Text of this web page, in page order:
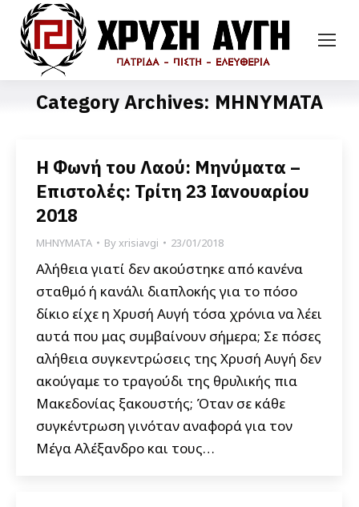
Category Archives: ΜΗΝΥΜΑΤΑ
Η Φωνή του Λαού: Μηνύματα –
Επιστολές: Τρίτη 23 Ιανουαρίου
2018
ΜΗΝΥΜΑΤΑ Byxrisiavgi 23/01/2018
Αλήθεια γιατί δεν ακούστηκε από κανένα
σταθμό ή κανάλι διαπλοκής για το πόσο
δίκιο είχε η Χρυσή Αυγή τόσα χρόνια να λέει
αυτά που μας συμβαίνουν σήμερα; Σε πόσες
αλήθεια συγκεντρώσεις της Χρυσή Αυγή δεν
ακούγαμε το τραγούδι της θρυλικής πια
Μακεδονίας ξακουστής; Όταν σε κάθε
συγκέντρωση γινόταν αναφορά για τον
Μέγα Αλέξανδρο και τους…